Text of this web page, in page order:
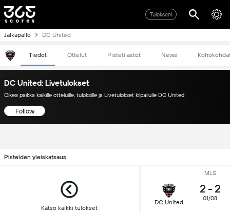
Tulokseni
Jalkapallo DC United
Tiedot Ottelut Pistetilastot News
DC United: Livetulokset
Oikea paikka kaikille otteluille, tuloksille ja Livetulokset kilpailulle DC United
Follow
Pisteiden yleiskatsaus
Katso kaikki tulokset
MLS
DC United
2 - 2
01/08